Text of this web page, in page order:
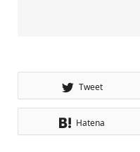
Tweet
Hatena